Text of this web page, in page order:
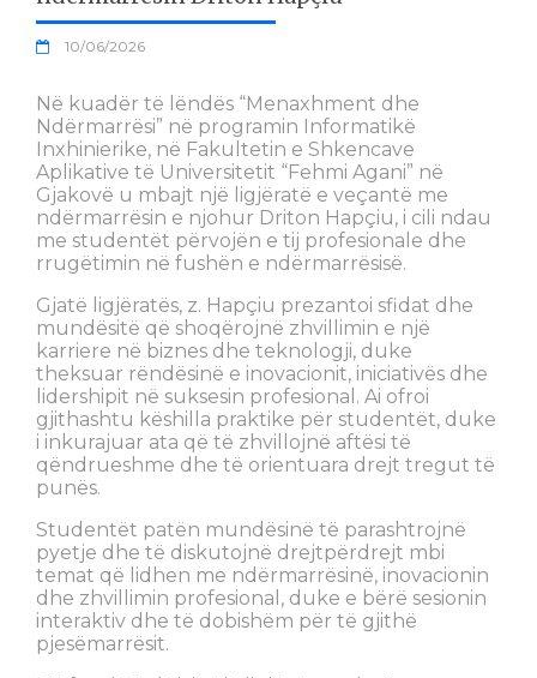
10/06/2026
Në kuadër të lëndës “Menaxhment dhe
Ndërmarrësi” në programin Informatikë
Inxhinierike, në Fakultetin e Shkencave
Aplikative të Universitetit “Fehmi Agani” në
Gjakovë u mbajt një ligjëratë e veçantë me
ndërmarrësin e njohur Driton Hapçiu, i cili ndau
me studentët përvojën e tij profesionale dhe
rrugëtimin në fushën e ndërmarrësisë.
Gjatë ligjëratës, z. Hapçiu prezantoi sfidat dhe
mundësitë që shoqërojnë zhvillimin e një
karriere në biznes dhe teknologji, duke
theksuar rëndësinë e inovacionit, iniciativës dhe
lidershipit në suksesin profesional. Ai ofroi
gjithashtu këshilla praktike për studentët, duke
i inkurajuar ata që të zhvillojnë aftësi të
qëndrueshme dhe të orientuara drejt tregut të
punës.
Studentët patën mundësinë të parashtrojnë
pyetje dhe të diskutojnë drejtpërdrejt mbi
temat që lidhen me ndërmarrësinë, inovacionin
dhe zhvillimin profesional, duke e bërë sesionin
interaktiv dhe të dobishëm për të gjithë
pjesëmarrësit.